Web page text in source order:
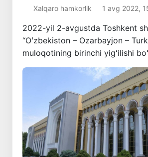
Xalqaro hamkorlik 1 avg 2022,
2022-yil 2-avgustda Toshkent
“Oʻzbekiston – Ozarbayjon –
muloqotining birinchi yigʻilishi